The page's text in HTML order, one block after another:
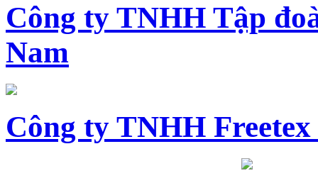
Công ty TNHH Tập
Nam
Công ty TNHH